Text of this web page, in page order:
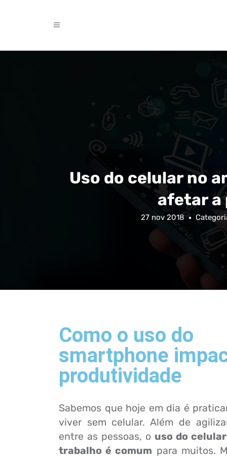
Uso do celular no
afetar a
27 nov 2018
Como o uso do
smartphone
produtividade
Sabemos que hoje em dia é
viver sem celular. Além de
entre as pessoas, o uso do
trabalho é comum para muitos.